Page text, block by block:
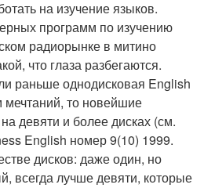
на изучение языков.
программ по изучению
радиорынке в митино
что глаза разбегаются.
раньше однодисковая English
мечтаний, то новейшие
девяти и более дисках (см.
English номер 9(10) 1999.
дисков: даже один, но
всегда лучше девяти, которые